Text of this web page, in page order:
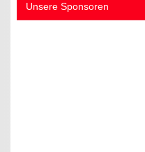
Unsere Sponsoren